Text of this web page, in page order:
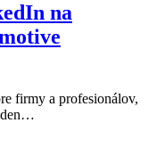
na
firmy a profesionálov,